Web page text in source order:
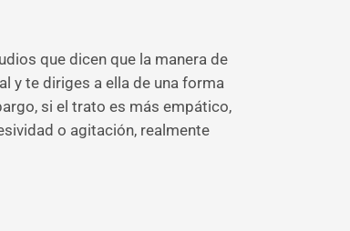
que dicen que la manera de
y te diriges a ella de una forma
si el trato es más empático,
o agitación, realmente